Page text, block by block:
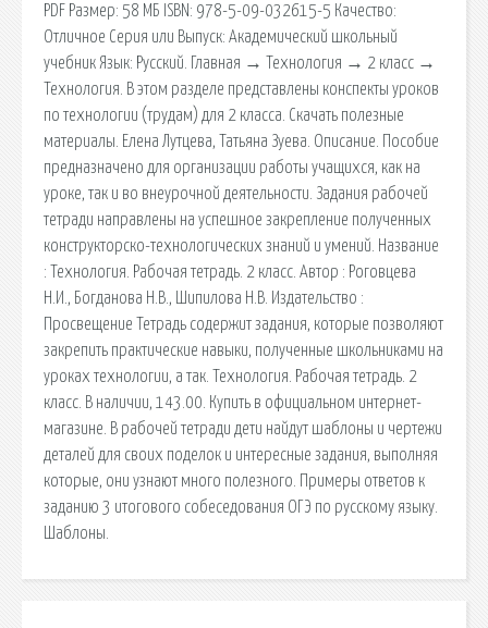
PDF Размер: 58 МБ ISBN: 978-5-09-032615-5 Качество:
Отличное Серия или Выпуск: Академический школьный
учебник Язык: Русский. Главная → Технология → 2 класс →
Технология. В этом разделе представлены конспекты уроков
по технологии (трудам) для 2 класса. Скачать полезные
материалы. Елена Лутцева, Татьяна Зуева. Описание. Пособие
предназначено для организации работы учащихся, как на
уроке, так и во внеурочной деятельности. Задания рабочей
тетради направлены на успешное закрепление полученных
конструкторско-технологических знаний и умений. Название
: Технология. Рабочая тетрадь. 2 класс. Автор : Роговцева
Н.И., Богданова Н.В., Шипилова Н.В. Издательство :
Просвещение Тетрадь содержит задания, которые позволяют
закрепить практические навыки, полученные школьниками на
уроках технологии, а так. Технология. Рабочая тетрадь. 2
класс. В наличии, 143.00. Купить в официальном интернет-
магазине. В рабочей тетради дети найдут шаблоны и чертежи
деталей для своих поделок и интересные задания, выполняя
которые, они узнают много полезного. Примеры ответов к
заданию 3 итогового собеседования ОГЭ по русскому языку.
Шаблоны.